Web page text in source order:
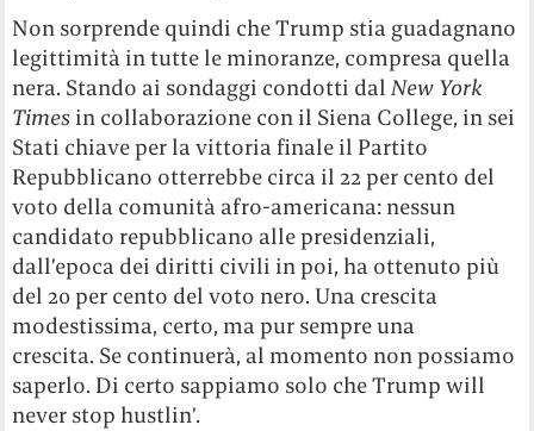
Non sorprende quindi che Trump stia guadagnano
legittimità in tutte le minoranze, compresa quella
nera. Stando ai sondaggi condotti dalNew York
Times in collaborazione con il Siena College, in sei
Stati chiave per la vittoria finale il Partito
Repubblicano otterrebbe circa il 22 per cento del
voto della comunità afro-americana: nessun
candidato repubblicano alle presidenziali,
dall’epoca dei diritti civili in poi, ha ottenuto più
del 20 per cento del voto nero. Una crescita
modestissima, certo, ma pur sempre una
crescita. Se continuerà, al momento non possiamo
saperlo. Di certo sappiamo solo che Trump will
never stop hustlin’.